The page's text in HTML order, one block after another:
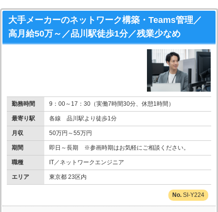
大手メーカーのネットワーク構築・Teams管理／
高月給50万～／品川駅徒歩1分／残業少なめ
勤務時間 9：00～17：30（実働7時間30分、休憩1時間）
最寄り駅 各線 品川駅より徒歩1分
月収 50万円～55万円
期間 即日～長期 ※参画時期はお気軽にご相談ください。
職種 IT／ネットワークエンジニア
エリア 東京都 23区内
SI-Y224